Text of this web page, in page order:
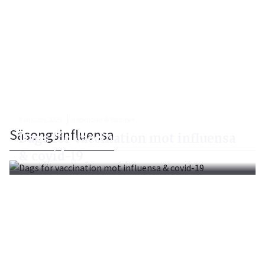
Säsongsinfluensa
Dags för vaccination mot influensa
& covid-19